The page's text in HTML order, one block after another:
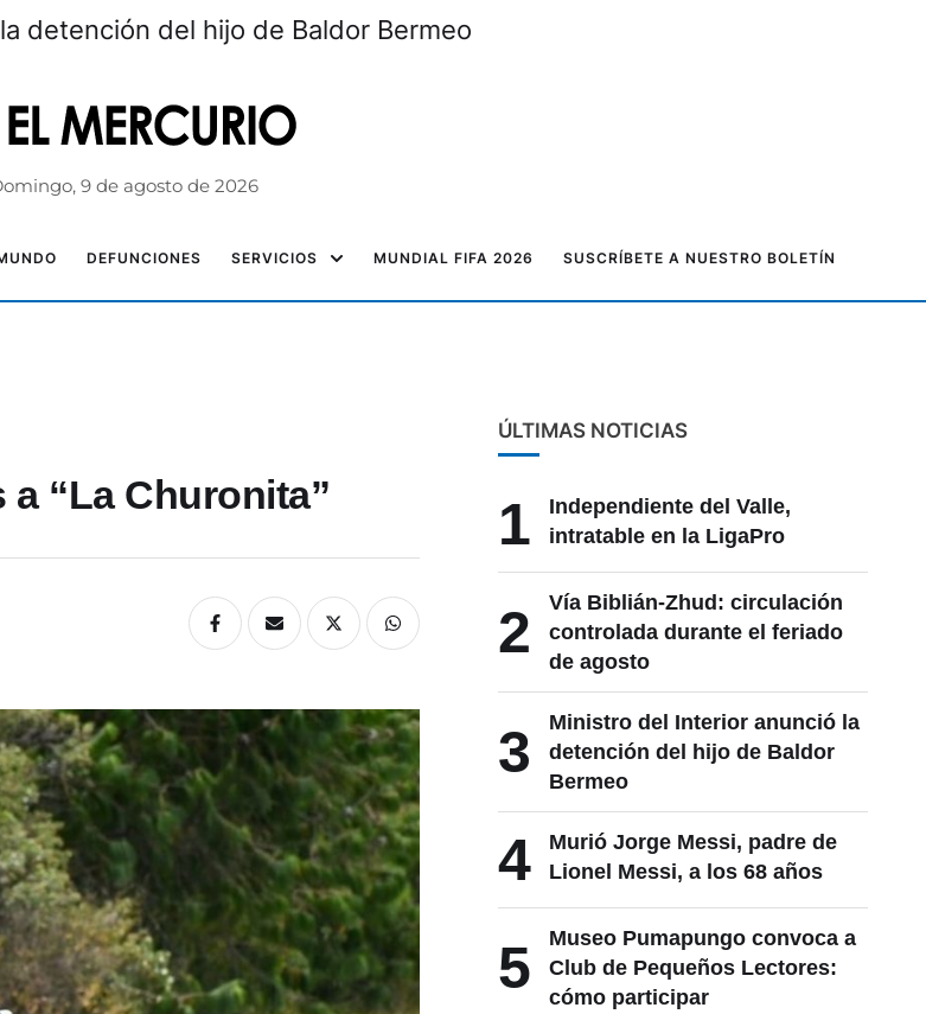
durante el feriado de agosto
9 de agosto de 2026
DEFUNCIONES SERVICIOS MUNDIAL FIFA 2026 SUSCRÍBETE A NUESTRO BOLETÍN
“La Churonita”
ÚLTIMAS NOTICIAS
1
Independiente del Valle,
intratable en la LigaPro
2
Vía Biblián-Zhud: circulación
controlada durante el feriado
de agosto
3
Ministro del Interior anunció la
detención del hijo de Baldor
Bermeo
4
Murió Jorge Messi, padre de
Lionel Messi, a los 68 años
5
Museo Pumapungo convoca a
Club de Pequeños Lectores:
cómo participar